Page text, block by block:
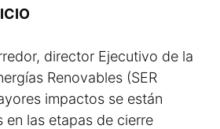
director Ejecutivo de la
Renovables (SER
impactos se están
en las etapas de cierre